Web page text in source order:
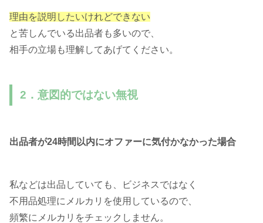
理由を説明したいけれどできない
と苦しんでいる出品者も多いので、
相手の立場も理解してあげてください。
2．意図的ではない無視
出品者が24時間以内にオファーに気付かなかった場合
私などは出品していても、ビジネスではなく
不用品処理にメルカリを使用しているので、
頻繁にメルカリをチェックしません。